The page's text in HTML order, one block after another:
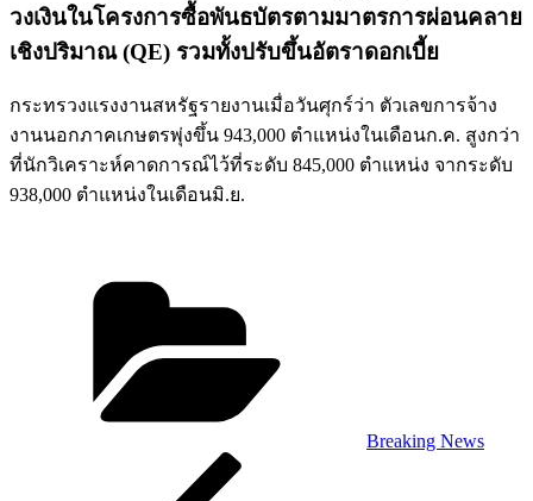
วงเงินในโครงการซื้อพันธบัตรตามมาตรการผ่อนคลาย
เชิงปริมาณ (QE) รวมทั้งปรับขึ้นอัตราดอกเบี้ย
กระทรวงแรงงานสหรัฐรายงานเมื่อวันศุกร์ว่า ตัวเลขการจ้าง
งานนอกภาคเกษตรพุ่งขึ้น 943,000 ตำแหน่งในเดือนก.ค. สูงกว่า
ที่นักวิเคราะห์คาดการณ์ไว้ที่ระดับ 845,000 ตำแหน่ง จากระดับ
938,000 ตำแหน่งในเดือนมิ.ย.
Breaking News